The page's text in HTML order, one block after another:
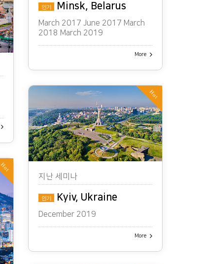
인기 Minsk, Belarus
March 2017 June 2017 March
2018 March 2019
More
Hot
지난 세미나
인기 Kyiv, Ukraine
December 2019
More
Hot